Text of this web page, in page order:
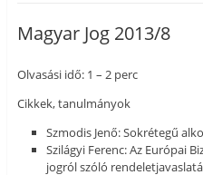
Magyar Jog 2013/8
Olvasási idő: 1 – 2 perc
Cikkek, tanulmányok
Szmodis Jenő: Sokrétegű
Szilágyi Ferenc: Az Európai
jogról szóló